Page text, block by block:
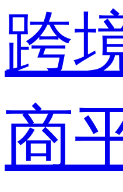
跨
商